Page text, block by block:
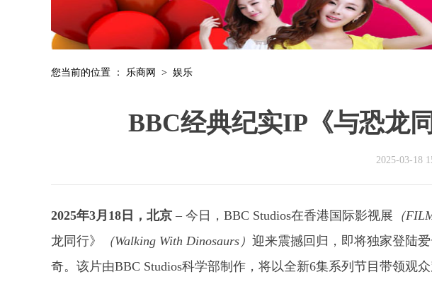
您当前的位置 ： 乐商网 > 娱乐
BBC经典纪实IP《与恐龙
2025-03-18
2025年3月18日，北京 – 今日，BBC Studios在香港国际影视展 （
龙同行》
（Walking With Dinosaurs） 迎来震撼回归，即将独家登陆
奇。该片由BBC Studios科学部制作，将以全新6集系列节目带领观